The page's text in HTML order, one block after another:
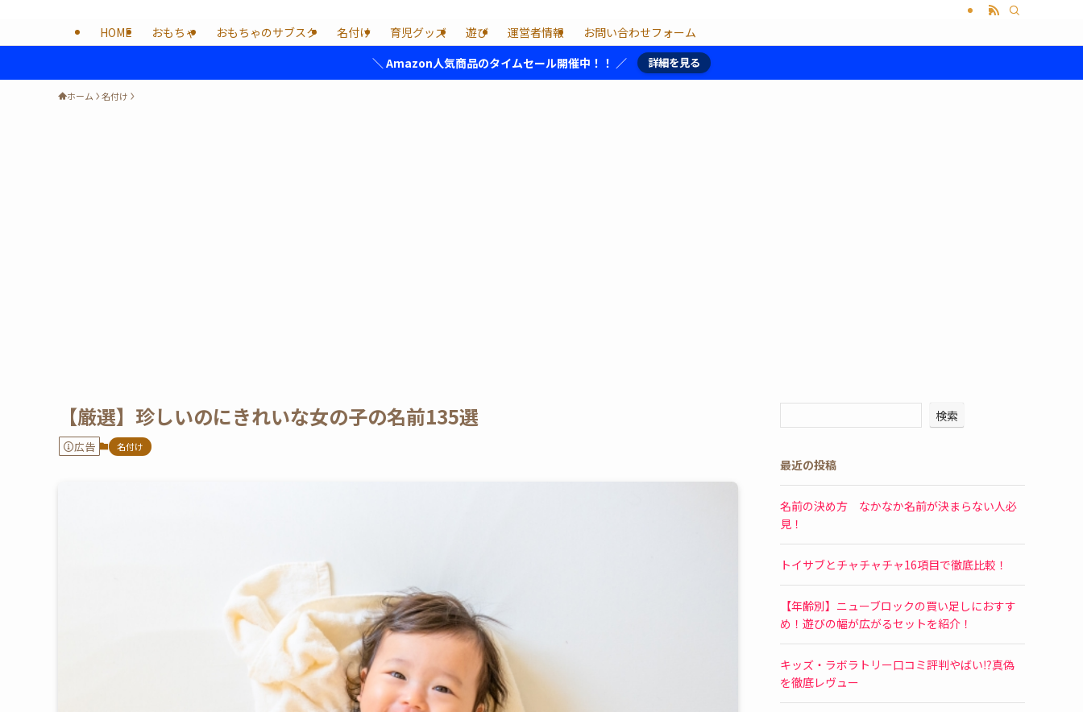
HOME おもちゃ おもちゃのサブスク 名付け 育児グッズ 遊び 運営者情報
お問い合わせフォーム
＼ Amazon人気商品のタイムセール開催中！！ ／
詳細を見る
ホーム 名付け
【厳選】珍しいのにきれいな女の子の名前135選
広告 名付け
検索
最近の投稿
名前の決め方 なかなか名前が決まらない人必
見！
トイサブとチャチャチャ16項目で徹底比較！
【年齢別】ニューブロックの買い足しにおすす
め！遊びの幅が広がるセットを紹介！
キッズ・ラボラトリー口コミ評判やばい⁉真偽
を徹底レヴュー